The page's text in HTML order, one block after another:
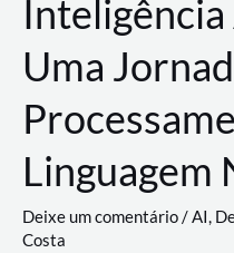
Uma
Linguagem
Deixe um comentário/AI,
Costa